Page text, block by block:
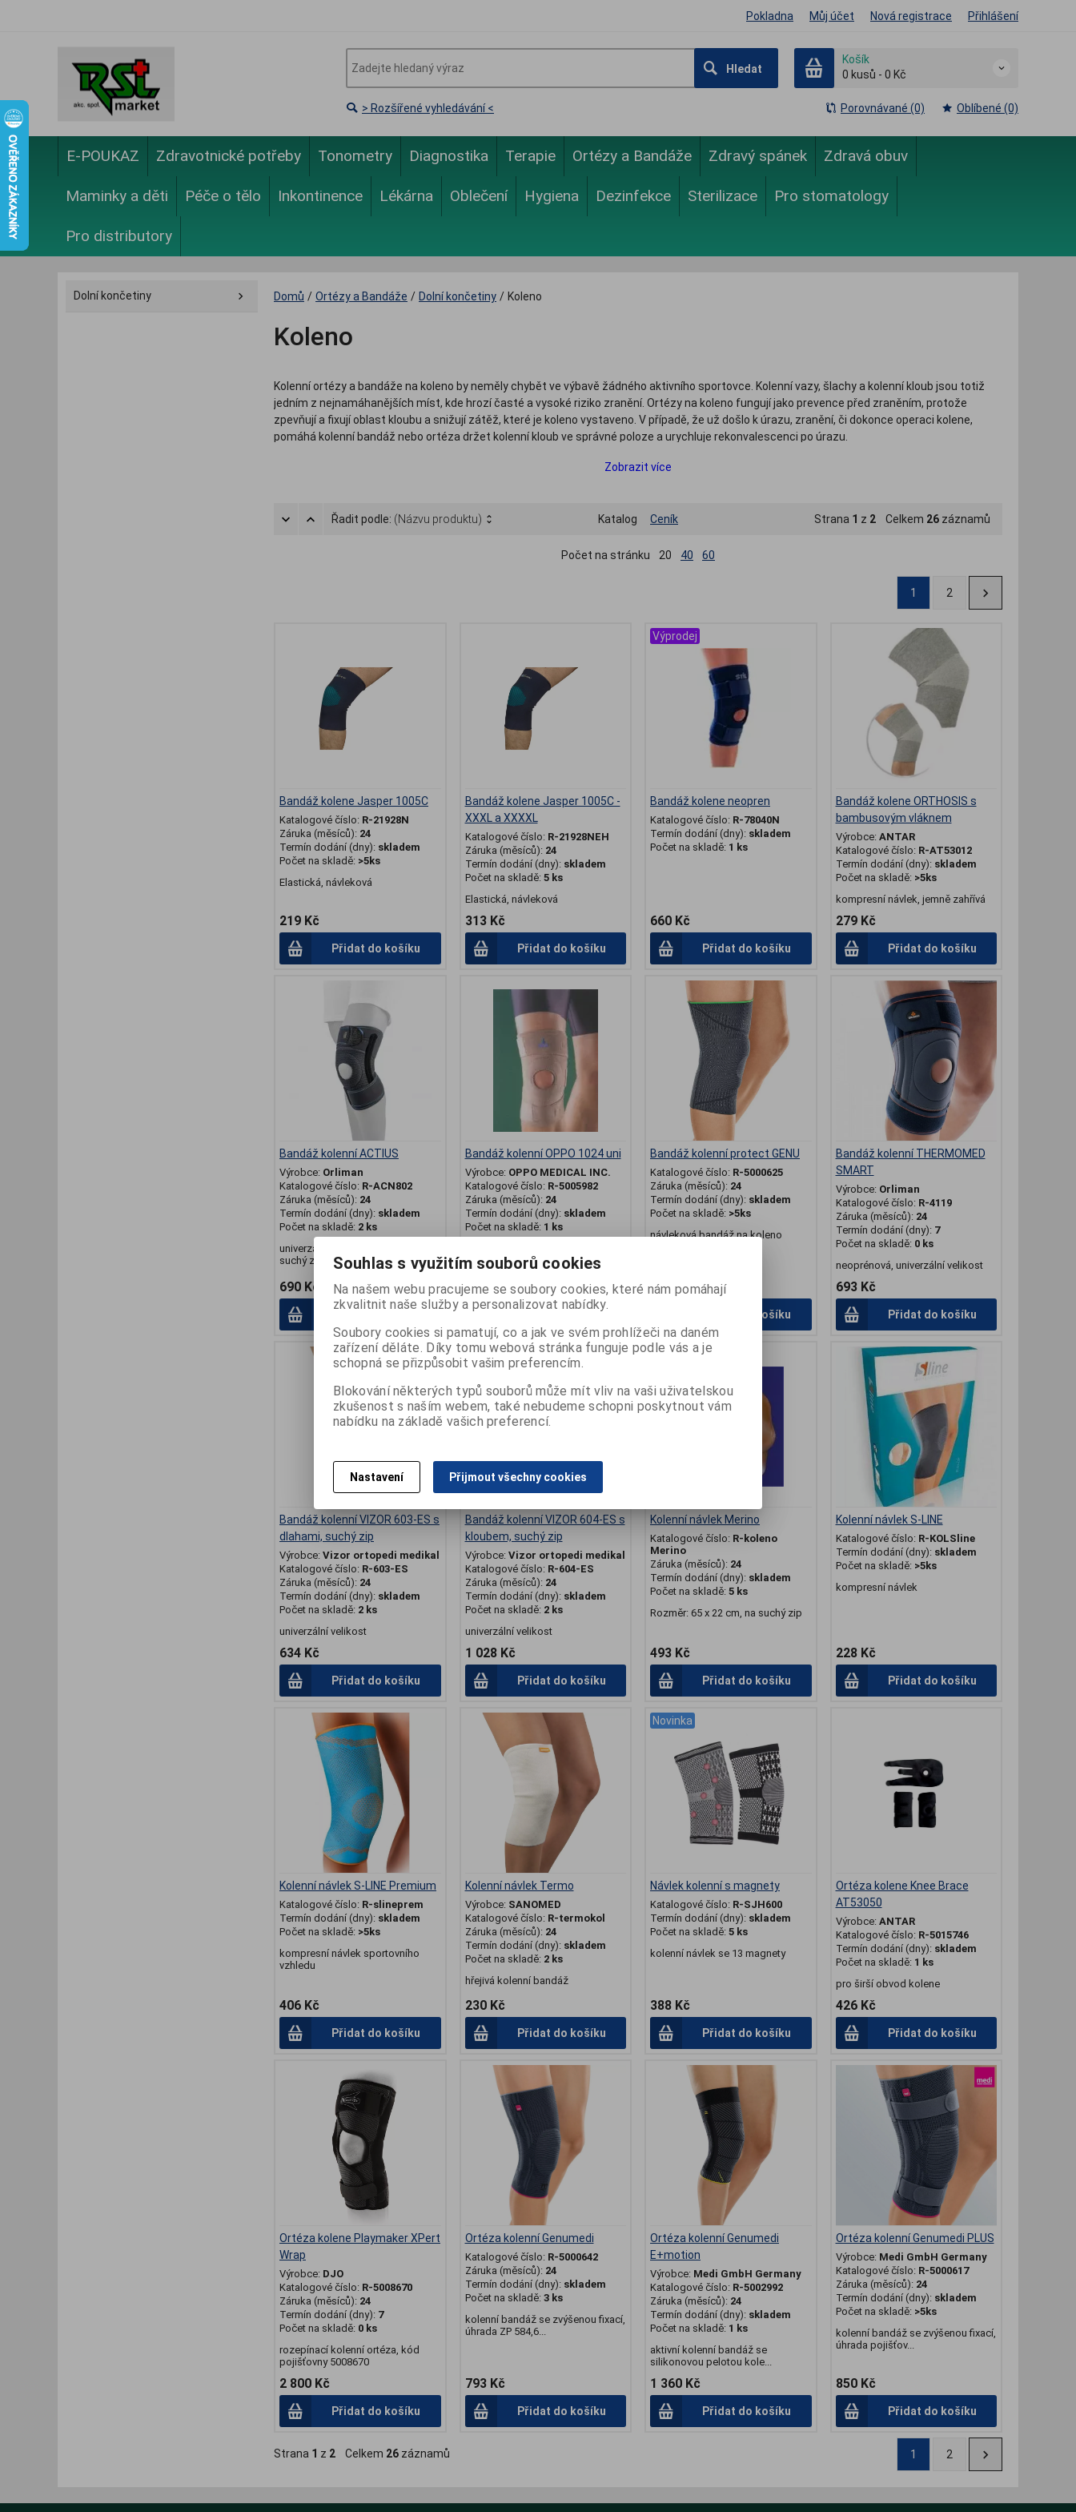
Pokladna Můj účet Nová registrace Přihlášení
Hledat
Košík
0 kusů - 0 Kč
> Rozšířené vyhledávání < Porovnávané (0) Oblíbené (0)
E-POUKAZ Zdravotnické potřeby Tonometry Diagnostika Terapie Ortézy a Bandáže Zdravý spánek Zdravá obuv
Maminky a děti Péče o tělo Inkontinence Lékárna Oblečení Hygiena Dezinfekce Sterilizace Pro stomatology
Pro distributory
Dolní končetiny Domů / Ortézy a Bandáže / Dolní končetiny / Koleno
Koleno
Kolenní ortézy a bandáže na koleno by neměly chybět ve výbavě žádného aktivního sportovce. Kolenní vazy, šlachy a kolenní kloub jsou totiž
jedním z nejnamáhanějších míst, kde hrozí časté a vysoké riziko zranění. Ortézy na koleno fungují jako prevence před zraněním, protože
zpevňují a fixují oblast kloubu a snižují zátěž, které je koleno vystaveno. V případě, že už došlo k úrazu, zranění, či dokonce operaci kolene,
pomáhá kolenní bandáž nebo ortéza držet kolenní kloub ve správné poloze a urychluje rekonvalescenci po úrazu.
Existuje více typů kolenních ortéz, vyberte si takovou, která nejlépe bude vyhovovat vašim potřebám. V naší nabídce naleznete kompresní
Zobrazit více
Řadit podle: (Názvu produktu) Katalog Ceník Strana 1 z 2 Celkem 26 záznamů
Počet na stránku 20 40 60
1 2
Bandáž kolene Jasper 1005C
Katalogové číslo: R-21928N
Záruka (měsíců): 24
Termín dodání (dny): skladem
Počet na skladě: >5ks
Elastická, návleková
219 Kč
Přidat do košíku
Bandáž kolene Jasper 1005C -
XXXL a XXXXL
Katalogové číslo: R-21928NEH
Záruka (měsíců): 24
Termín dodání (dny): skladem
Počet na skladě: 5 ks
Elastická, návleková
313 Kč
Přidat do košíku
Výprodej
Bandáž kolene neopren
Katalogové číslo: R-78040N
Termín dodání (dny): skladem
Počet na skladě: 1 ks
660 Kč
Přidat do košíku
Bandáž kolene ORTHOSIS s
bambusovým vláknem
Výrobce: ANTAR
Katalogové číslo: R-AT53012
Termín dodání (dny): skladem
Počet na skladě: >5ks
kompresní návlek, jemně zahřívá
279 Kč
Přidat do košíku
Bandáž kolenní ACTIUS
Výrobce: Orliman
Katalogové číslo: R-ACN802
Záruka (měsíců): 24
Termín dodání (dny): skladem
Počet na skladě: 2 ks
univerzální velikost, zapínaní na
suchý zip
690 Kč
Bandáž kolenní OPPO 1024 uni
Výrobce: OPPO MEDICAL INC.
Katalogové číslo: R-5005982
Záruka (měsíců): 24
Termín dodání (dny):skladem
Počet na skladě: 1 ks
kolena 31,8 - 40,6...
425 Kč
Přidat do košíku
Bandáž kolenní protect GENU
Katalogové číslo: R-5000625
Záruka (měsíců): 24
Termín dodání (dny): skladem
Počet na skladě: >5ks
návleková bandáž na koleno
584 Kč
Přidat do košíku
Bandáž kolenní THERMOMED
SMART
Výrobce: Orliman
Katalogové číslo: R-4119
Záruka (měsíců): 24
Termín dodání (dny): 7
Počet na skladě: 0 ks
neoprénová, univerzální velikost
693 Kč
Přidat do košíku
Bandáž kolenní VIZOR 603-ES s
dlahami, suchý zip
Výrobce: Vizor ortopedi medikal
Katalogové číslo: R-603-ES
Záruka (měsíců): 24
Termín dodání (dny): skladem
Počet na skladě: 2 ks
univerzální velikost
634 Kč
Přidat do košíku
Bandáž kolenní VIZOR 604-ES s
kloubem, suchý zip
Výrobce: Vizor ortopedi medikal
Katalogové číslo: R-604-ES
Záruka (měsíců): 24
Termín dodání (dny): skladem
Počet na skladě: 2 ks
univerzální velikost
1 028 Kč
Přidat do košíku
Kolenní návlek Merino
Katalogové číslo: R-koleno
Merino
Záruka (měsíců): 24
Termín dodání (dny): skladem
Počet na skladě: 5 ks
Rozměr: 65 x 22 cm, na suchý zip
493 Kč
Přidat do košíku
Kolenní návlek S-LINE
Katalogové číslo: R-KOLSline
Termín dodání (dny): skladem
Počet na skladě: >5ks
kompresní návlek
228 Kč
Přidat do košíku
Kolenní návlek S-LINE Premium
Katalogové číslo: R-slineprem
Termín dodání (dny): skladem
Počet na skladě: >5ks
kompresní návlek sportovního
vzhledu
406 Kč
Přidat do košíku
Kolenní návlek Termo
Výrobce: SANOMED
Katalogové číslo: R-termokol
Záruka (měsíců): 24
Termín dodání (dny): skladem
Počet na skladě: 2 ks
hřejivá kolenní bandáž
230 Kč
Přidat do košíku
Novinka
Návlek kolenní s magnety
Katalogové číslo: R-SJH600
Termín dodání (dny): skladem
Počet na skladě: 5 ks
kolenní návlek se 13 magnety
388 Kč
Přidat do košíku
Ortéza kolene Knee Brace
AT53050
Výrobce: ANTAR
Katalogové číslo: R-5015746
Termín dodání (dny): skladem
Počet na skladě: 1 ks
pro širší obvod kolene
426 Kč
Přidat do košíku
Ortéza kolene Playmaker XPert
Wrap
Výrobce: DJO
Katalogové číslo: R-5008670
Záruka (měsíců): 24
Termín dodání (dny): 7
Počet na skladě: 0 ks
rozepínací kolenní ortéza, kód
pojišťovny 5008670
2 800 Kč
Přidat do košíku
Ortéza kolenní Genumedi
Katalogové číslo: R-5000642
Záruka (měsíců): 24
Termín dodání (dny): skladem
Počet na skladě: 3 ks
kolenní bandáž se zvýšenou fixací,
úhrada ZP 584,6...
793 Kč
Přidat do košíku
Ortéza kolenní Genumedi
E+motion
Výrobce: Medi GmbH Germany
Katalogové číslo: R-5002992
Záruka (měsíců): 24
Termín dodání (dny): skladem
Počet na skladě: 1 ks
aktivní kolenní bandáž se
silikonovou pelotou kole...
1 360 Kč
Přidat do košíku
Ortéza kolenní Genumedi PLUS
Výrobce: Medi GmbH Germany
Katalogové číslo: R-5000617
Záruka (měsíců): 24
Termín dodání (dny): skladem
Počet na skladě: >5ks
kolenní bandáž se zvýšenou fixací,
úhrada pojišťov...
850 Kč
Přidat do košíku
Strana 1 z 2 Celkem 26 záznamů 1 2
Souhlas s využitím souborů cookies
Na našem webu pracujeme se soubory cookies, které nám pomáhají
zkvalitnit naše služby a personalizovat nabídky.
Soubory cookies si pamatují, co a jak ve svém prohlížeči na daném
zařízení děláte. Díky tomu webová stránka funguje podle vás a je
schopná se přizpůsobit vašim preferencím.
Blokování některých typů souborů může mít vliv na vaši uživatelskou
zkušenost s naším webem, také nebudeme schopni poskytnout vám
nabídku na základě vašich preferencí.
Nastavení Přijmout všechny cookies